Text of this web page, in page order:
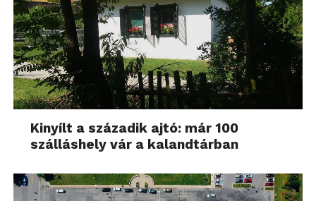
Kinyílt a századik ajtó: már 100
szálláshely vár a kalandtárban